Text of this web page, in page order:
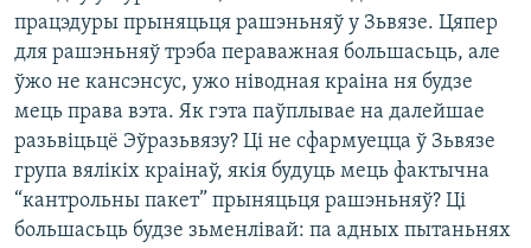
працэдуры прыняцьця рашэньняў у Зьвязе. Цяпер
для рашэньняў трэба пераважная большасьць, але
ўжо не кансэнсус, ужо ніводная краіна ня будзе
мець права вэта. Як гэта паўплывае на далейшае
разьвіцьцё Эўразьвязу? Ці не сфармуецца ў Зьвязе
група вялікіх краінаў, якія будуць мець фактычна
“кантрольны пакет” прыняцьця рашэньняў? Ці
большасьць будзе зьменлівай: па адных пытаньнях